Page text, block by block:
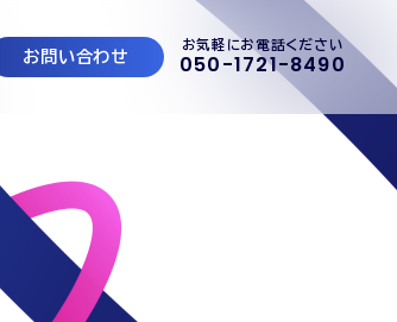
お問い合わせ お気軽にお電話ください
050-1721-8490